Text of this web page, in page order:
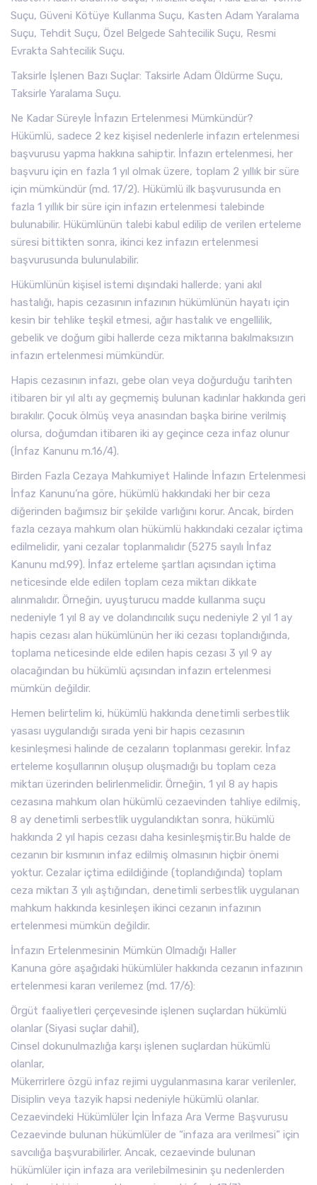
Suçu, Güveni Kötüye Kullanma Suçu, Kasten Adam Yaralama
Suçu, Tehdit Suçu, Özel Belgede Sahtecilik Suçu, Resmi
Evrakta Sahtecilik Suçu.
Taksirle İşlenen Bazı Suçlar: Taksirle Adam Öldürme Suçu,
Taksirle Yaralama Suçu.
Ne Kadar Süreyle İnfazın Ertelenmesi Mümkündür?
Hükümlü, sadece 2 kez kişisel nedenlerle infazın ertelenmesi
başvurusu yapma hakkına sahiptir. İnfazın ertelenmesi, her
başvuru için en fazla 1 yıl olmak üzere, toplam 2 yıllık bir süre
için mümkündür (md. 17/2). Hükümlü ilk başvurusunda en
fazla 1 yıllık bir süre için infazın ertelenmesi talebinde
bulunabilir. Hükümlünün talebi kabul edilip de verilen erteleme
süresi bittikten sonra, ikinci kez infazın ertelenmesi
başvurusunda bulunulabilir.
Hükümlünün kişisel istemi dışındaki hallerde; yani akıl
hastalığı, hapis cezasının infazının hükümlünün hayatı için
kesin bir tehlike teşkil etmesi, ağır hastalık ve engellilik,
gebelik ve doğum gibi hallerde ceza miktarına bakılmaksızın
infazın ertelenmesi mümkündür.
Hapis cezasının infazı, gebe olan veya doğurduğu tarihten
itibaren bir yıl altı ay geçmemiş bulunan kadınlar hakkında geri
bırakılır. Çocuk ölmüş veya anasından başka birine verilmiş
olursa, doğumdan itibaren iki ay geçince ceza infaz olunur
(İnfaz Kanunu m.16/4).
Birden Fazla Cezaya Mahkumiyet Halinde İnfazın Ertelenmesi
İnfaz Kanunu’na göre, hükümlü hakkındaki her bir ceza
diğerinden bağımsız bir şekilde varlığını korur. Ancak, birden
fazla cezaya mahkum olan hükümlü hakkındaki cezalar içtima
edilmelidir, yani cezalar toplanmalıdır (5275 sayılı İnfaz
Kanunu md.99). İnfaz erteleme şartları açısından içtima
neticesinde elde edilen toplam ceza miktarı dikkate
alınmalıdır. Örneğin, uyuşturucu madde kullanma suçu
nedeniyle 1 yıl 8 ay ve dolandırıcılık suçu nedeniyle 2 yıl 1 ay
hapis cezası alan hükümlünün her iki cezası toplandığında,
toplama neticesinde elde edilen hapis cezası 3 yıl 9 ay
olacağından bu hükümlü açısından infazın ertelenmesi
mümkün değildir.
Hemen belirtelim ki, hükümlü hakkında denetimli serbestlik
yasası uygulandığı sırada yeni bir hapis cezasının
kesinleşmesi halinde de cezaların toplanması gerekir. İnfaz
erteleme koşullarının oluşup oluşmadığı bu toplam ceza
miktarı üzerinden belirlenmelidir. Örneğin, 1 yıl 8 ay hapis
cezasına mahkum olan hükümlü cezaevinden tahliye edilmiş,
8 ay denetimli serbestlik uygulandıktan sonra, hükümlü
hakkında 2 yıl hapis cezası daha kesinleşmiştir.Bu halde de
cezanın bir kısmının infaz edilmiş olmasının hiçbir önemi
yoktur. Cezalar içtima edildiğinde (toplandığında) toplam
ceza miktarı 3 yılı aştığından, denetimli serbestlik uygulanan
mahkum hakkında kesinleşen ikinci cezanın infazının
ertelenmesi mümkün değildir.
İnfazın Ertelenmesinin Mümkün Olmadığı Haller
Kanuna göre aşağıdaki hükümlüler hakkında cezanın infazının
ertelenmesi kararı verilemez (md. 17/6):
Örgüt faaliyetleri çerçevesinde işlenen suçlardan hükümlü
olanlar (Siyasi suçlar dahil),
Cinsel dokunulmazlığa karşı işlenen suçlardan hükümlü
olanlar,
Mükerrirlere özgü infaz rejimi uygulanmasına karar verilenler,
Disiplin veya tazyik hapsi nedeniyle hükümlü olanlar.
Cezaevindeki Hükümlüler İçin İnfaza Ara Verme Başvurusu
Cezaevinde bulunan hükümlüler de “infaza ara verilmesi” için
savcılığa başvurabilirler. Ancak, cezaevinde bulunan
hükümlüler için infaza ara verilebilmesinin şu nedenlerden